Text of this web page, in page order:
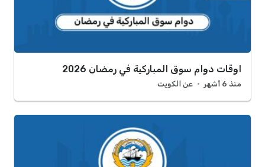
اوقات دوام سوق المباركية في رمضان 2026
منذ 6 أشهر عن الكويت